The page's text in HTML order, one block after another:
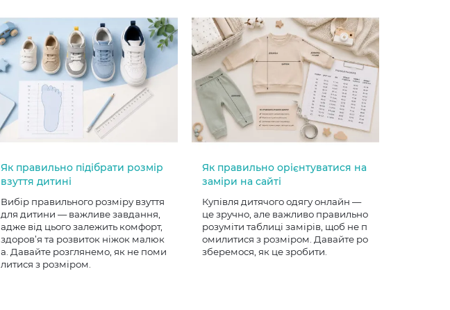
Як правильно підібрати розмір
взуття дитині
Вибір правильного розміру взуття
для дитини — важливе завдання,
адже від цього залежить комфорт,
здоров’я та розвиток ніжок малюк
а. Давайте розглянемо, як не поми
литися з розміром.
Як правильно орієнтуватися на
заміри на сайті
Купівля дитячого одягу онлайн —
це зручно, але важливо правильно
розуміти таблиці замірів, щоб не п
омилитися з розміром. Давайте ро
зберемося, як це зробити.